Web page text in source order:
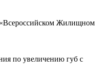
Жилищном
по увеличению губ с